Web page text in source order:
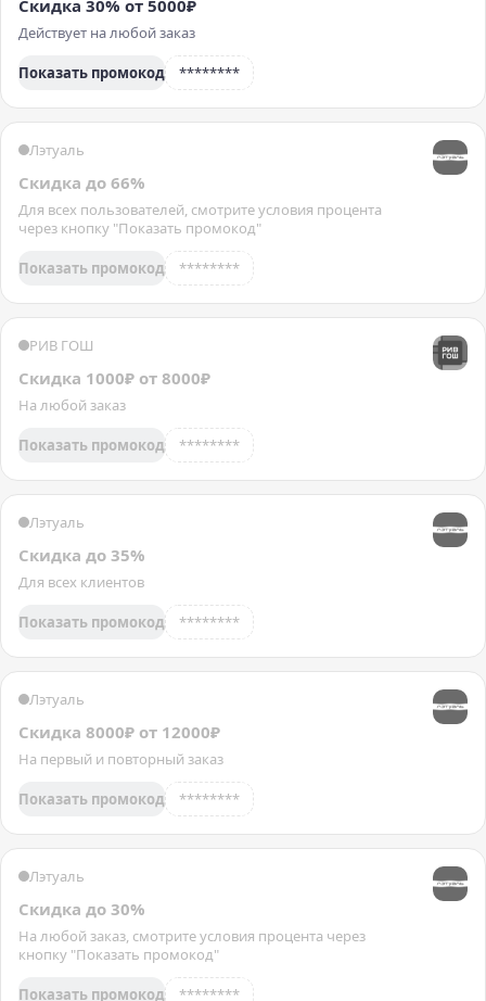
Скидка 30% от 5000₽
Действует на любой заказ
Показать промокод ********
Лэтуаль
Скидка до 66%
Для всех пользователей, смотрите условия процента
через кнопку "Показать промокод"
Показать промокод ********
РИВ ГОШ
Скидка 1000₽ от 8000₽
На любой заказ
Показать промокод ********
Лэтуаль
Скидка до 35%
Для всех клиентов
Показать промокод ********
Лэтуаль
Скидка 8000₽ от 12000₽
На первый и повторный заказ
Показать промокод ********
Лэтуаль
Скидка до 30%
На любой заказ, смотрите условия процента через
кнопку "Показать промокод"
Показать промокод ********